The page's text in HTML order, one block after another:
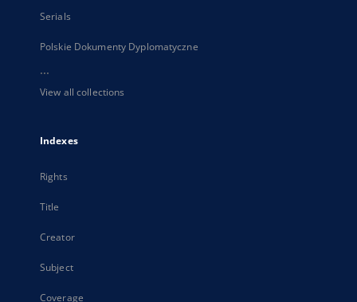
Serials
Polskie Dokumenty Dyplomatyczne
...
View all collections
Indexes
Rights
Title
Creator
Subject
Coverage